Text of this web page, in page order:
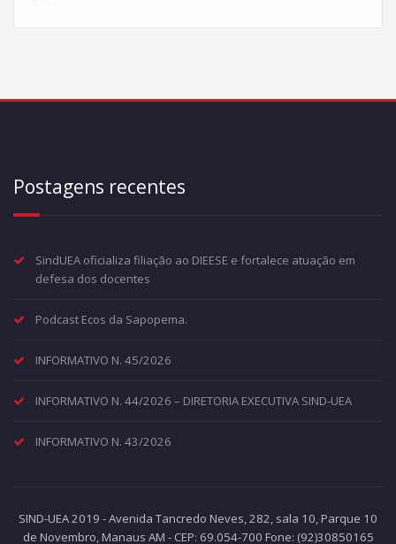
Postagens recentes
SindUEA oficializa filiação ao DIEESE e fortalece atuação em
defesa dos docentes
Podcast Ecos da Sapopema.
INFORMATIVO N. 45/2026
INFORMATIVO N. 44/2026 – DIRETORIA EXECUTIVA SIND-UEA
INFORMATIVO N. 43/2026
SIND-UEA 2019 - Avenida Tancredo Neves, 282, sala 10, Parque 10
de Novembro, Manaus AM - CEP: 69.054-700 Fone: (92)30850165